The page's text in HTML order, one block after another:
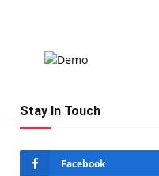
Stay In Touch
Facebook